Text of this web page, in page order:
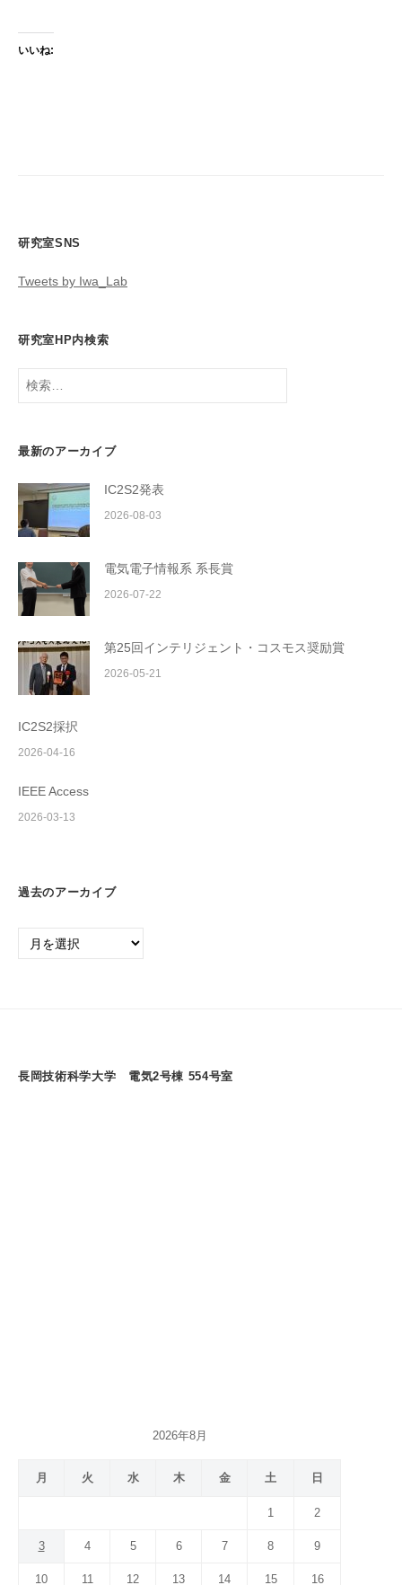
いいね:
研究室SNS
Tweets by Iwa_Lab
研究室HP内検索
検
索:
最新のアーカイブ
IC2S2発表
2026-08-03
電気電子情報系 系長賞
2026-07-22
第25回インテリジェント・コスモス奨励賞
2026-05-21
IC2S2採択
2026-04-16
IEEE Access
2026-03-13
過去のアーカイブ
過
ブ
長岡技術科学大学 電気2号棟 554号室
2026年8月
月 火 水 木 金 土 日
1 2
3 4 5 6 7 8 9
10 11 12 13 14 15 16